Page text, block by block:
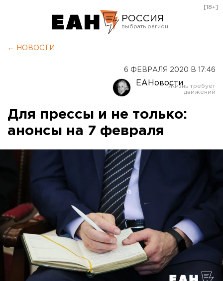
РОССИЯ
Оренбург
[18+]
← НОВОСТИ
6 ФЕВРАЛЯ 2020 В 17:46
ЕАНовости
Для прессы и не только:
анонсы на 7 февраля